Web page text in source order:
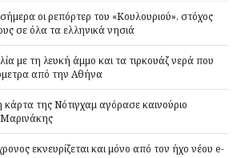
οι ρεπόρτερ του «Κουλουριού», στόχος
σε όλα τα ελληνικά νησιά
με τη λευκή άμμο και τα τιρκουάζ νερά που
από την Αθήνα
της Νότιγχαμ αγόρασε καινούριο
εκνευρίζεται και μόνο από τον ήχο νέου e-